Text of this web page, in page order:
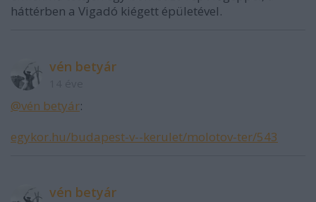
háttérben a Vigadó kiégett épületével.
vén betyár
@vén betyár:
egykor.hu/budapest-v--kerulet/molotov-ter/543
vén betyár